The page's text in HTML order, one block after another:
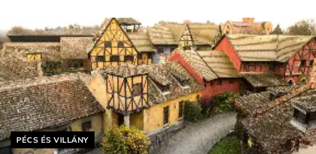
Helyszín címkék:
PÉCS ÉS VILLÁNY